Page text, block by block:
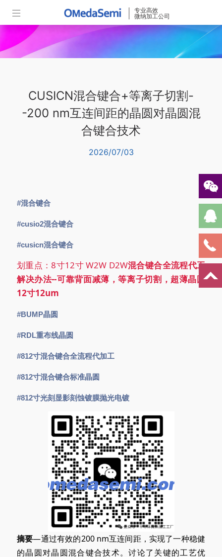
专业高效
微纳加工公司
CUSICN混合键合+等离子切割-
-200 nm互连间距的晶圆对晶圆混
合键合技术
2026/07/03
#混合键合
#cusio2混合键合
#cusicn混合键合
划重点：8寸12寸 W2W D2W混合键合全流程代工
解决办法--可靠背面减薄，等离子切割，超薄晶圆
12寸12um
#BUMP晶圆
#RDL重布线晶圆
#812寸混合键合全流程代加工
#812寸混合键合标准晶圆
#812寸光刻显影刻蚀镀膜抛光电镀
摘要—通过有效的200 nm互连间距，实现了一种稳健
的晶圆对晶圆混合键合技术。讨论了关键的工艺优